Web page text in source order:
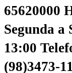
65620000
Segunda a
13:00
(98)3473-